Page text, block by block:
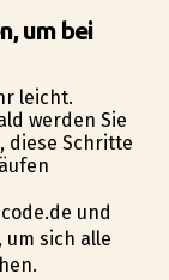
um bei
leicht.
werden Sie
diese Schritte
und
sich alle